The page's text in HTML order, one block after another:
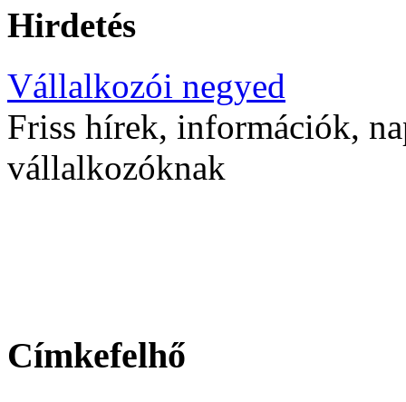
Hirdetés
Vállalkozói negyed
Friss hírek, információk,
vállalkozóknak
Címkefelhő